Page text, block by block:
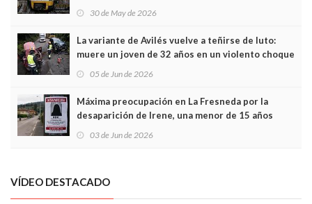
sobrecoste de los trenes que no cabían por los
30 de May de 2026
La variante de Avilés vuelve a teñirse de luto:
muere un joven de 32 años en un violento choque
frontal
05 de Jun de 2026
Máxima preocupación en La Fresneda por la
desaparición de Irene, una menor de 15 años
03 de Jun de 2026
VÍDEO DESTACADO